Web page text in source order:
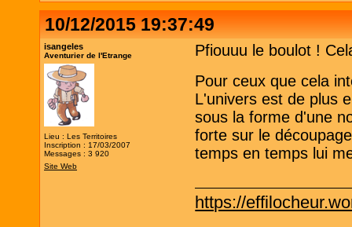
10/12/2015 19:37:49
isangeles
Aventurier de l'Etrange
Lieu : Les Territoires
Inscription : 17/03/2007
Messages : 3 920
Site Web
Pfiouuu le boulot !
Pour ceux que cela
L'univers est de plus
sous la forme d'une
forte sur le
temps en temps lui
https://